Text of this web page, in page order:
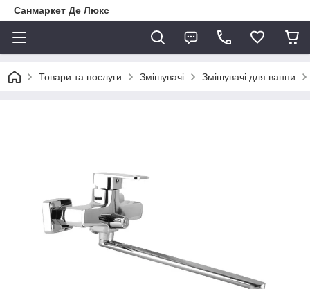
Санмаркет Де Люкс
Товари та послуги Змішувачі Змішувачі для ванни